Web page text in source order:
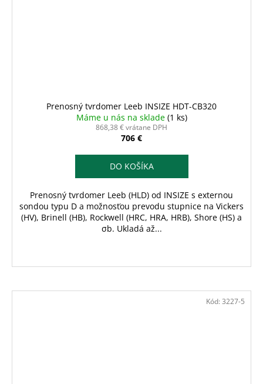
Prenosný tvrdomer Leeb INSIZE HDT-CB320
Máme u nás na sklade (1 ks)
868,38 € vrátane DPH
706 €
DO KOŠÍKA
Prenosný tvrdomer Leeb (HLD) od INSIZE s externou
sondou typu D a možnosťou prevodu stupnice na Vickers
(HV), Brinell (HB), Rockwell (HRC, HRA, HRB), Shore (HS) a
σb. Ukladá až...
Kód: 3227-5